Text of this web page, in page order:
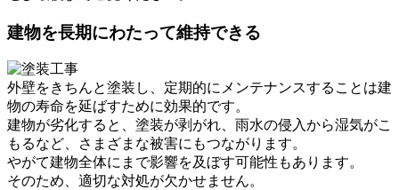
建物を長期にわたって維持できる
外壁をきちんと塗装し、定期的にメンテナンスすることは建
物の寿命を延ばすために効果的です。
建物が劣化すると、塗装が剥がれ、雨水の侵入から湿気がこ
もるなど、さまざまな被害にもつながります。
やがて建物全体にまで影響を及ぼす可能性もあります。
そのため、適切な対処が欠かせません。